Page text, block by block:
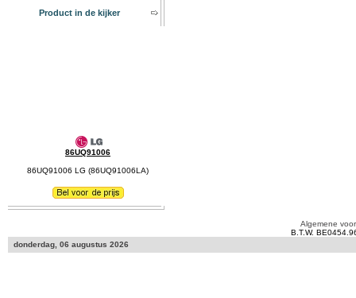
Product in de kijker
86UQ91006
86UQ91006 LG (86UQ91006LA)
Algemene
B.T.W.
donderdag, 06 augustus 2026